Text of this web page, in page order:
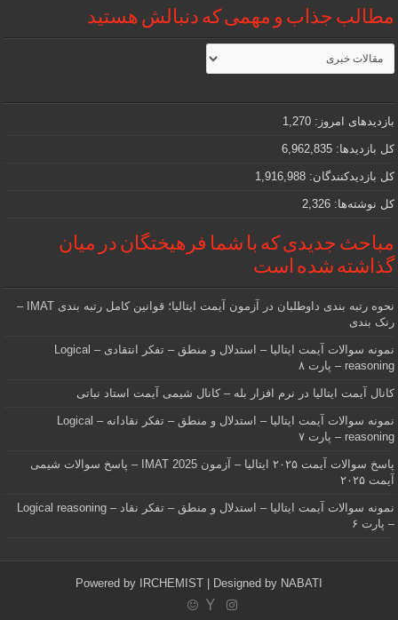
مطالب جذاب و مهمی که دنبالش هستید
مطالب
جذاب
و
که
دنبالش
هستید
بازدیدهای امروز: 1,270
کل بازدیدها: 6,962,835
کل بازدیدکنند‌گان: 1,916,988
کل نوشته‌ها: 2,326
مباحث جدیدی که با شما فرهیختگان در میان
گذاشته شده است
نحوه رتبه بندی داوطلبان در آزمون آیمت ایتالیا؛ قوانین کامل رتبه بندی IMAT –
رنک بندی
نمونه سوالات آیمت ایتالیا – استدلال و منطق – تفکر انتقادی – Logical
reasoning – پارت ۸
کانال آیمت ایتالیا در نرم افزار بله – کانال شیمی آیمت استاد نباتی
نمونه سوالات آیمت ایتالیا – استدلال و منطق – تفکر نقادانه – Logical
reasoning – پارت ۷
پاسخ سوالات آیمت ۲۰۲۵ ایتالیا – آزمون IMAT 2025 – پاسخ سوالات شیمی
آیمت ۲۰۲۵
نمونه سوالات آیمت ایتالیا – استدلال و منطق – تفکر نقاد – Logical reasoning
– پارت ۶
Powered by IRCHEMIST | Designed by NABATI